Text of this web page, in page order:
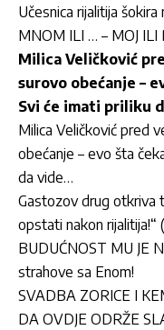
Učesnica rijalitija
MNOM ILI … – MOJ ILI
Milica Veličković
surovo obećanje –
Svi će imati priliku
Milica Veličković pred
obećanje – evo šta
da vide…
Gastozov drug otkriva
opstati nakon rijalitija!“
BUDUĆNOST MU JE
strahove sa Enom!
SVADBA ZORICE I
DA OVDJE ODRŽE